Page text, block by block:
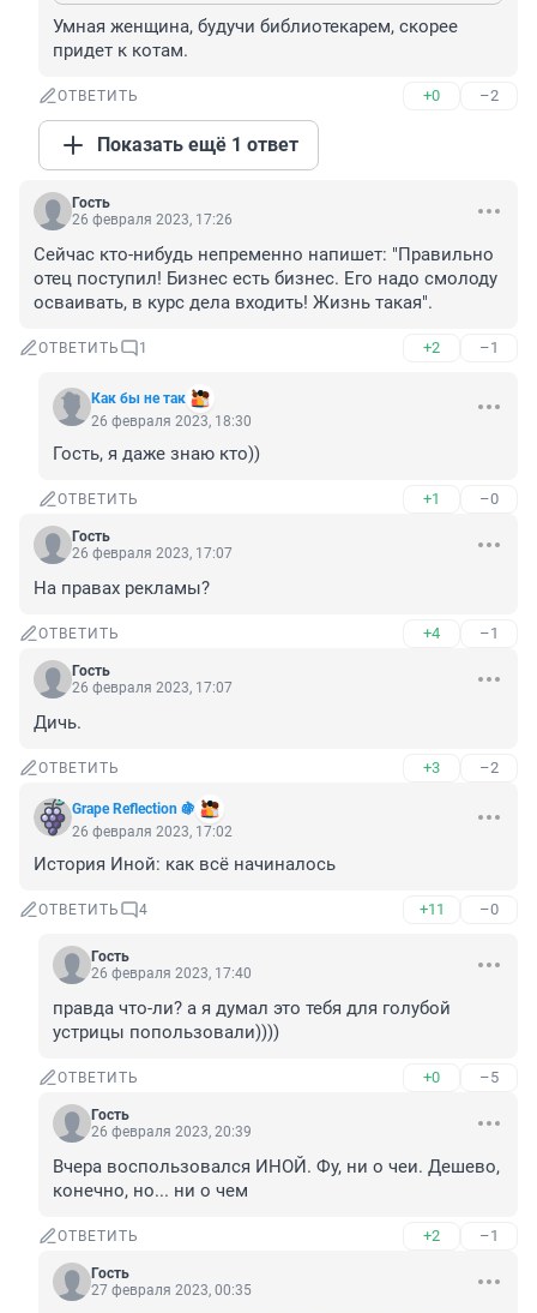
Умная женщина, будучи библиотекарем, скорее
придет к котам.
ОТВЕТИТЬ +0 –2
Показать ещё 1 ответ
Гость
26 февраля 2023, 17:26
Сейчас кто-нибудь непременно напишет: "Правильно
отец поступил! Бизнес есть бизнес. Его надо смолоду
осваивать, в курс дела входить! Жизнь такая".
ОТВЕТИТЬ 1 +2 –1
Как бы не так
26 февраля 2023, 18:30
Гость, я даже знаю кто))
ОТВЕТИТЬ +1 –0
Гость
26 февраля 2023, 17:07
На правах рекламы?
ОТВЕТИТЬ +4 –1
Гость
26 февраля 2023, 17:07
Дичь.
ОТВЕТИТЬ +3 –2
Grape Reflection 🍇
26 февраля 2023, 17:02
История Иной: как всё начиналось
ОТВЕТИТЬ 4 +11 –0
Гость
26 февраля 2023, 17:40
правда что-ли? а я думал это тебя для голубой
устрицы попользовали))))
ОТВЕТИТЬ +0 –5
Гость
26 февраля 2023, 20:39
Вчера воспользовался ИНОЙ. Фу, ни о чеи. Дешево,
конечно, но... ни о чем
ОТВЕТИТЬ +2 –1
Гость
27 февраля 2023, 00:35